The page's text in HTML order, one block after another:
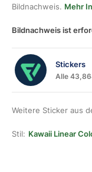
Bildnachweis. Mehr
Bildnachweis ist
Stickers
Alle
Weitere Sticker aus
Stil: Kawaii Linear